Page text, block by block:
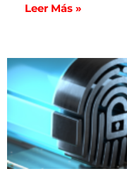
Leer Más »